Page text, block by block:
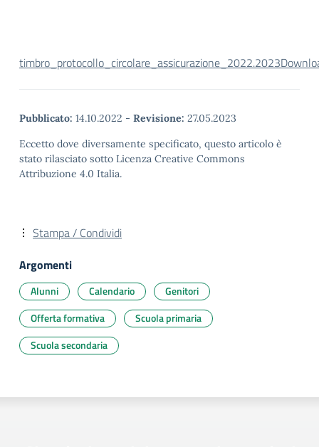
timbro_protocollo_circolare_assicurazione_2022.2023
Pubblicato: 14.10.2022 - Revisione: 27.05.2023
Eccetto dove diversamente specificato, questo articolo è
stato rilasciato sotto Licenza Creative Commons
Attribuzione 4.0 Italia.
Stampa / Condividi
Argomenti
Alunni Calendario
Genitori
Offerta formativa
Scuola primaria
Scuola secondaria